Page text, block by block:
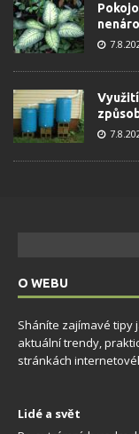
O WEBU
Sháníte zajímavé tipy
aktuální trendy,
stránkách
Lidé a svět